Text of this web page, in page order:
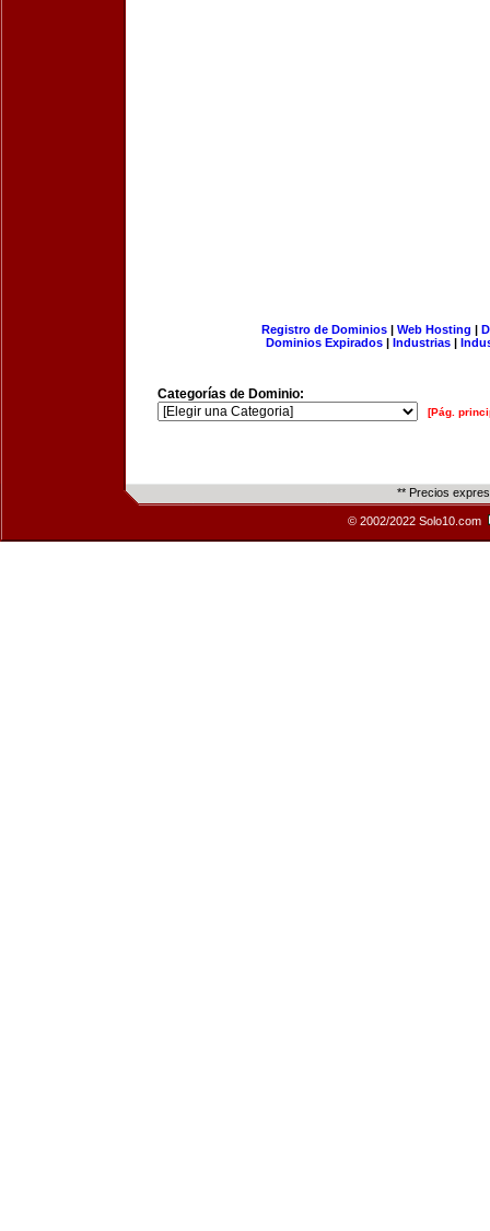
Registro de Dominios| Web Hosting |
Dominios Expirados | Industrias |
Categorías de Dominio:
[Pág.
** Precios
© 2002/2022 Solo10.com